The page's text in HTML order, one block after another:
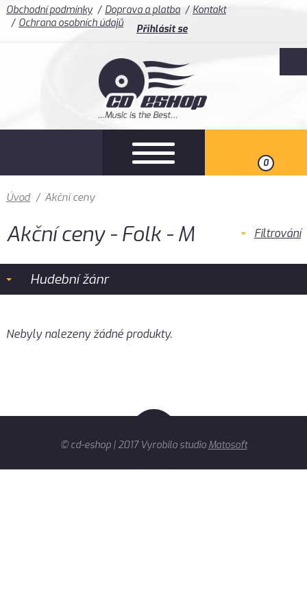
Obchodní podmínky Doprava a platba
Kontakt
Ochrana osobních údajů
Přihlásit se
0
Úvod / Akční ceny
Akční ceny - Folk - M Filtrování
Hudební žánr
Nebyly nalezeny žádné produkty.
© cd-eshop | 2017 Vyrobilo studio Matosoft